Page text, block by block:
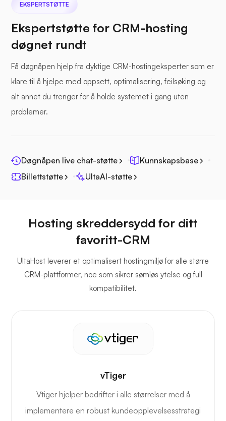
EKSPERTSTØTTE
Ekspertstøtte for CRM-hosting
døgnet rundt
Få døgnåpen hjelp fra dyktige CRM-hostingeksperter som er
klare til å hjelpe med oppsett, optimalisering, feilsøking og
alt annet du trenger for å holde systemet i gang uten
problemer.
Døgnåpen live chat-støtte
Kunnskapsbase
Billettstøtte
UltaAI-støtte
Hosting skreddersydd for ditt
favoritt-CRM
UltaHost leverer et optimalisert hostingmiljø for alle større
CRM-plattformer, noe som sikrer sømløs ytelse og full
kompatibilitet.
vTiger
Vtiger hjelper bedrifter i alle størrelser med å
implementere en robust kundeopplevelsesstrategi